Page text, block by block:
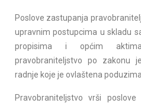
Poslove zastupanja
upravnim postupcima u skladu
propisima i općim
pravobraniteljstvo po zakonu
radnje koje je ovlaštena
Pravobraniteljstvo vrši